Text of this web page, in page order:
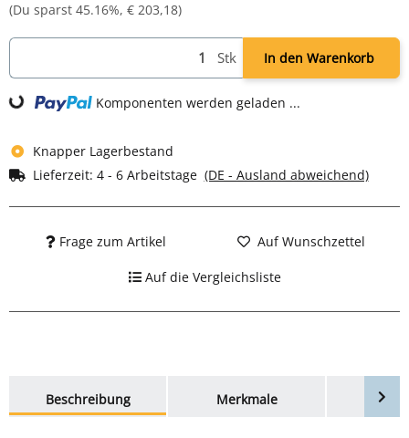
(Du sparst 45.16%, € 203,18)
Stk In den Warenkorb
Komponenten werden geladen ...
Knapper Lagerbestand
Lieferzeit: 4 - 6 Arbeitstage (DE - Ausland abweichend)
Frage zum Artikel Auf Wunschzettel
Auf die Vergleichsliste
Beschreibung
Merkmale